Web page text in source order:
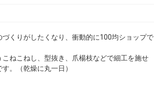
くりがしたくなり、衝動的に100均ショップで
ねこねし、型抜き、爪楊枝などで細工を施せ
。（乾燥に丸一日）